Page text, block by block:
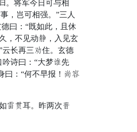
。将军今日可与相
，岂可相强。”三人
曰：“既如此，且休
，不见动定，入见玄
长再三姜住。玄德
诗曰：“大梦封先
曰：“何不早报！宇耕
迈险耳。昨两次著